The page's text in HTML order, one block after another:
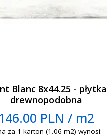
Blanc 8x44.25 - płytka
drewnopodobna
PLN / m2
za 1 karton (1.06 m2) wynosi: